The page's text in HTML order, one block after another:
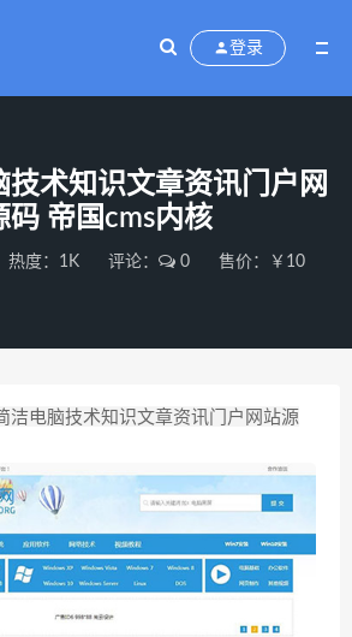
登录
技术知识文章资讯门户网
码 帝国cms内核
热度：1K 评论： 0 售价：￥10
洁电脑技术知识文章资讯门户网站源